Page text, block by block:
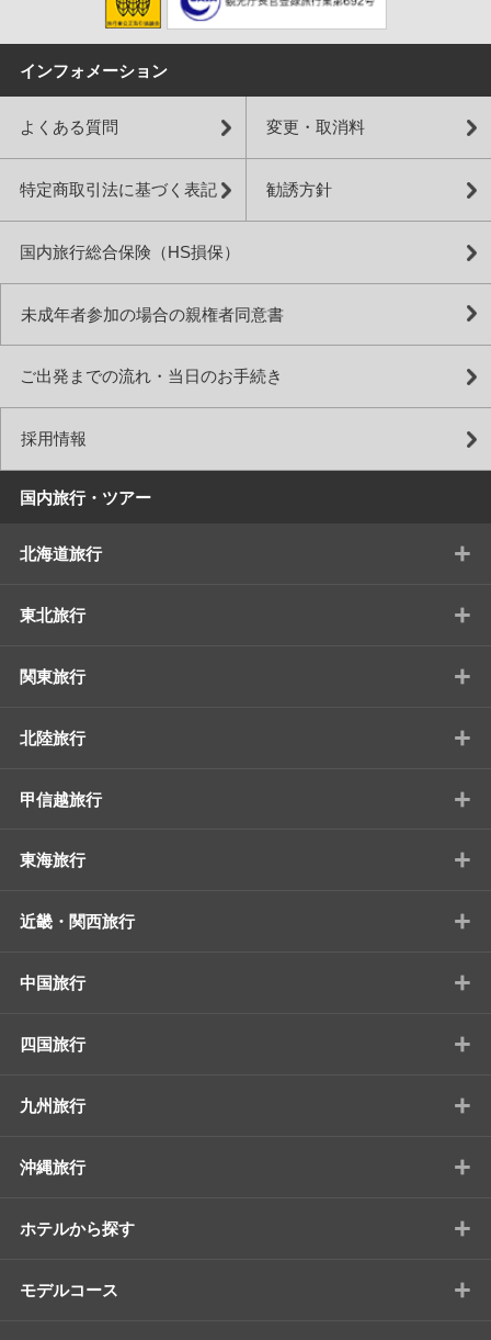
インフォメーション
よくある質問 変更・取消料
特定商取引法に基づく表記 勧誘方針
国内旅行総合保険（HS損保）
未成年者参加の場合の親権者同意書
ご出発までの流れ・当日のお手続き
採用情報
国内旅行・ツアー
北海道旅行 +
東北旅行 +
関東旅行 +
北陸旅行 +
甲信越旅行 +
東海旅行 +
近畿・関西旅行 +
中国旅行 +
四国旅行 +
九州旅行 +
沖縄旅行 +
ホテルから探す +
モデルコース
+